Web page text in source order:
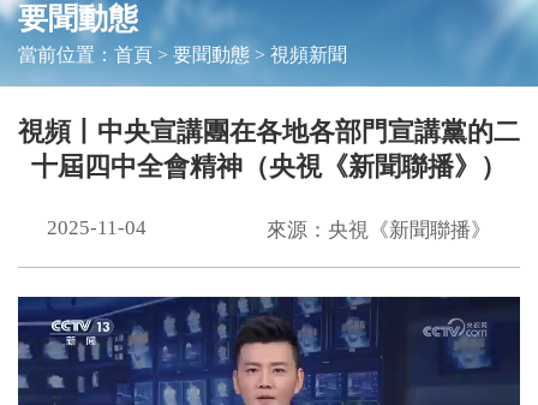
要聞動態
當前位置： 首頁> 要聞動態> 視頻新聞
視頻丨中央宣講團在各地各部門宣講黨的二
十屆四中全會精神（央視《新聞聯播》）
2025-11-04 來源：央視《新聞聯播》